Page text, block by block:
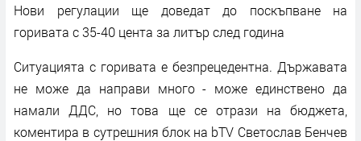
Нови регулации ще доведат до поскъпване на
горивата с 35-40 цента за литър след година
Ситуацията с горивата е безпрецедентна. Държавата
не може да направи много - може единствено да
намали ДДС, но това ще се отрази на бюджета,
коментира в сутрешния блок на bTV Светослав Бенчев